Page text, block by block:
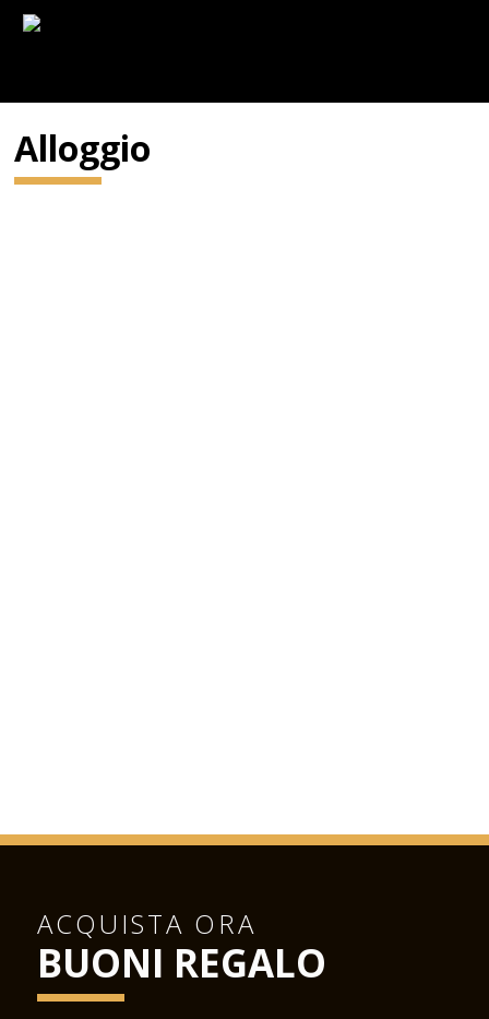
Alloggio
ACQUISTA ORA
BUONI REGALO